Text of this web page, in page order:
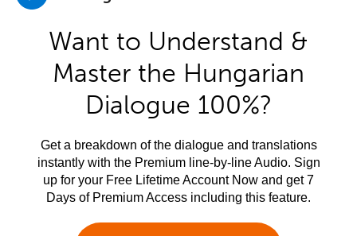
Want to Understand &
Master the Hungarian
Dialogue 100%?
Get a breakdown of the dialogue and translations
instantly with the Premium line-by-line Audio. Sign
up for your Free Lifetime Account Now and get 7
Days of Premium Access including this feature.